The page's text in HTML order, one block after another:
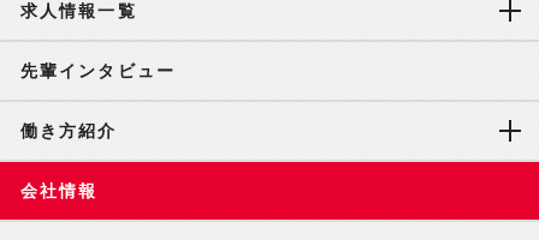
求人情報一覧
先輩インタビュー
働き方紹介
会社情報